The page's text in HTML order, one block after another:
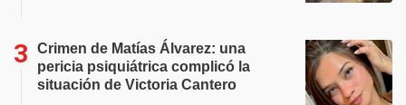
Crimen de Matías Álvarez: una
pericia psiquiátrica complicó la
situación de Victoria Cantero